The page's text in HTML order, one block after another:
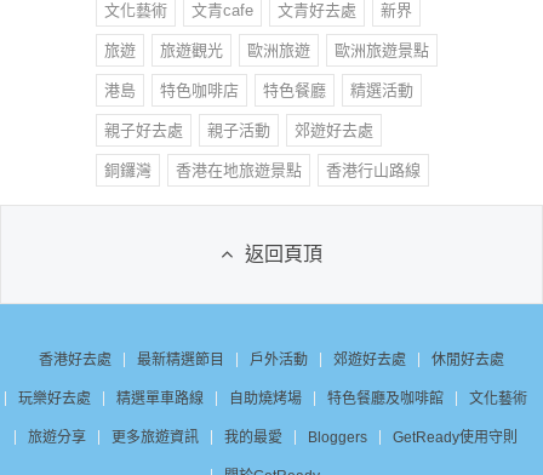
文化藝術 文青cafe 文青好去處 新界
旅遊 旅遊觀光 歐洲旅遊 歐洲旅遊景點
港島 特色咖啡店 特色餐廳 精選活動
親子好去處 親子活動 郊遊好去處
銅鑼灣 香港在地旅遊景點 香港行山路線
返回頁頂
香港好去處 最新精選節目 戶外活動 郊遊好去處 休閒好去處
玩樂好去處 精選單車路線 自助燒烤場 特色餐廳及咖啡館 文化藝術
旅遊分享 更多旅遊資訊 我的最愛 Bloggers GetReady使用守則